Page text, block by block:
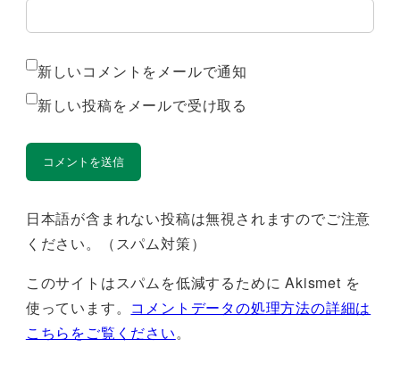
新しいコメントをメールで通知
新しい投稿をメールで受け取る
日本語が含まれない投稿は無視されますのでご注意
ください。（スパム対策）
このサイトはスパムを低減するために Akismet を
使っています。 コメントデータの処理方法の詳細は
こちらをご覧ください。